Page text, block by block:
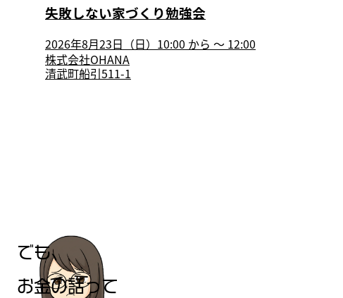
失敗しない家づくり勉強会
2026年8月23日（日）10:00 から 〜 12:00
株式会社OHANA
清武町船引511-1
でも、
お金の話って